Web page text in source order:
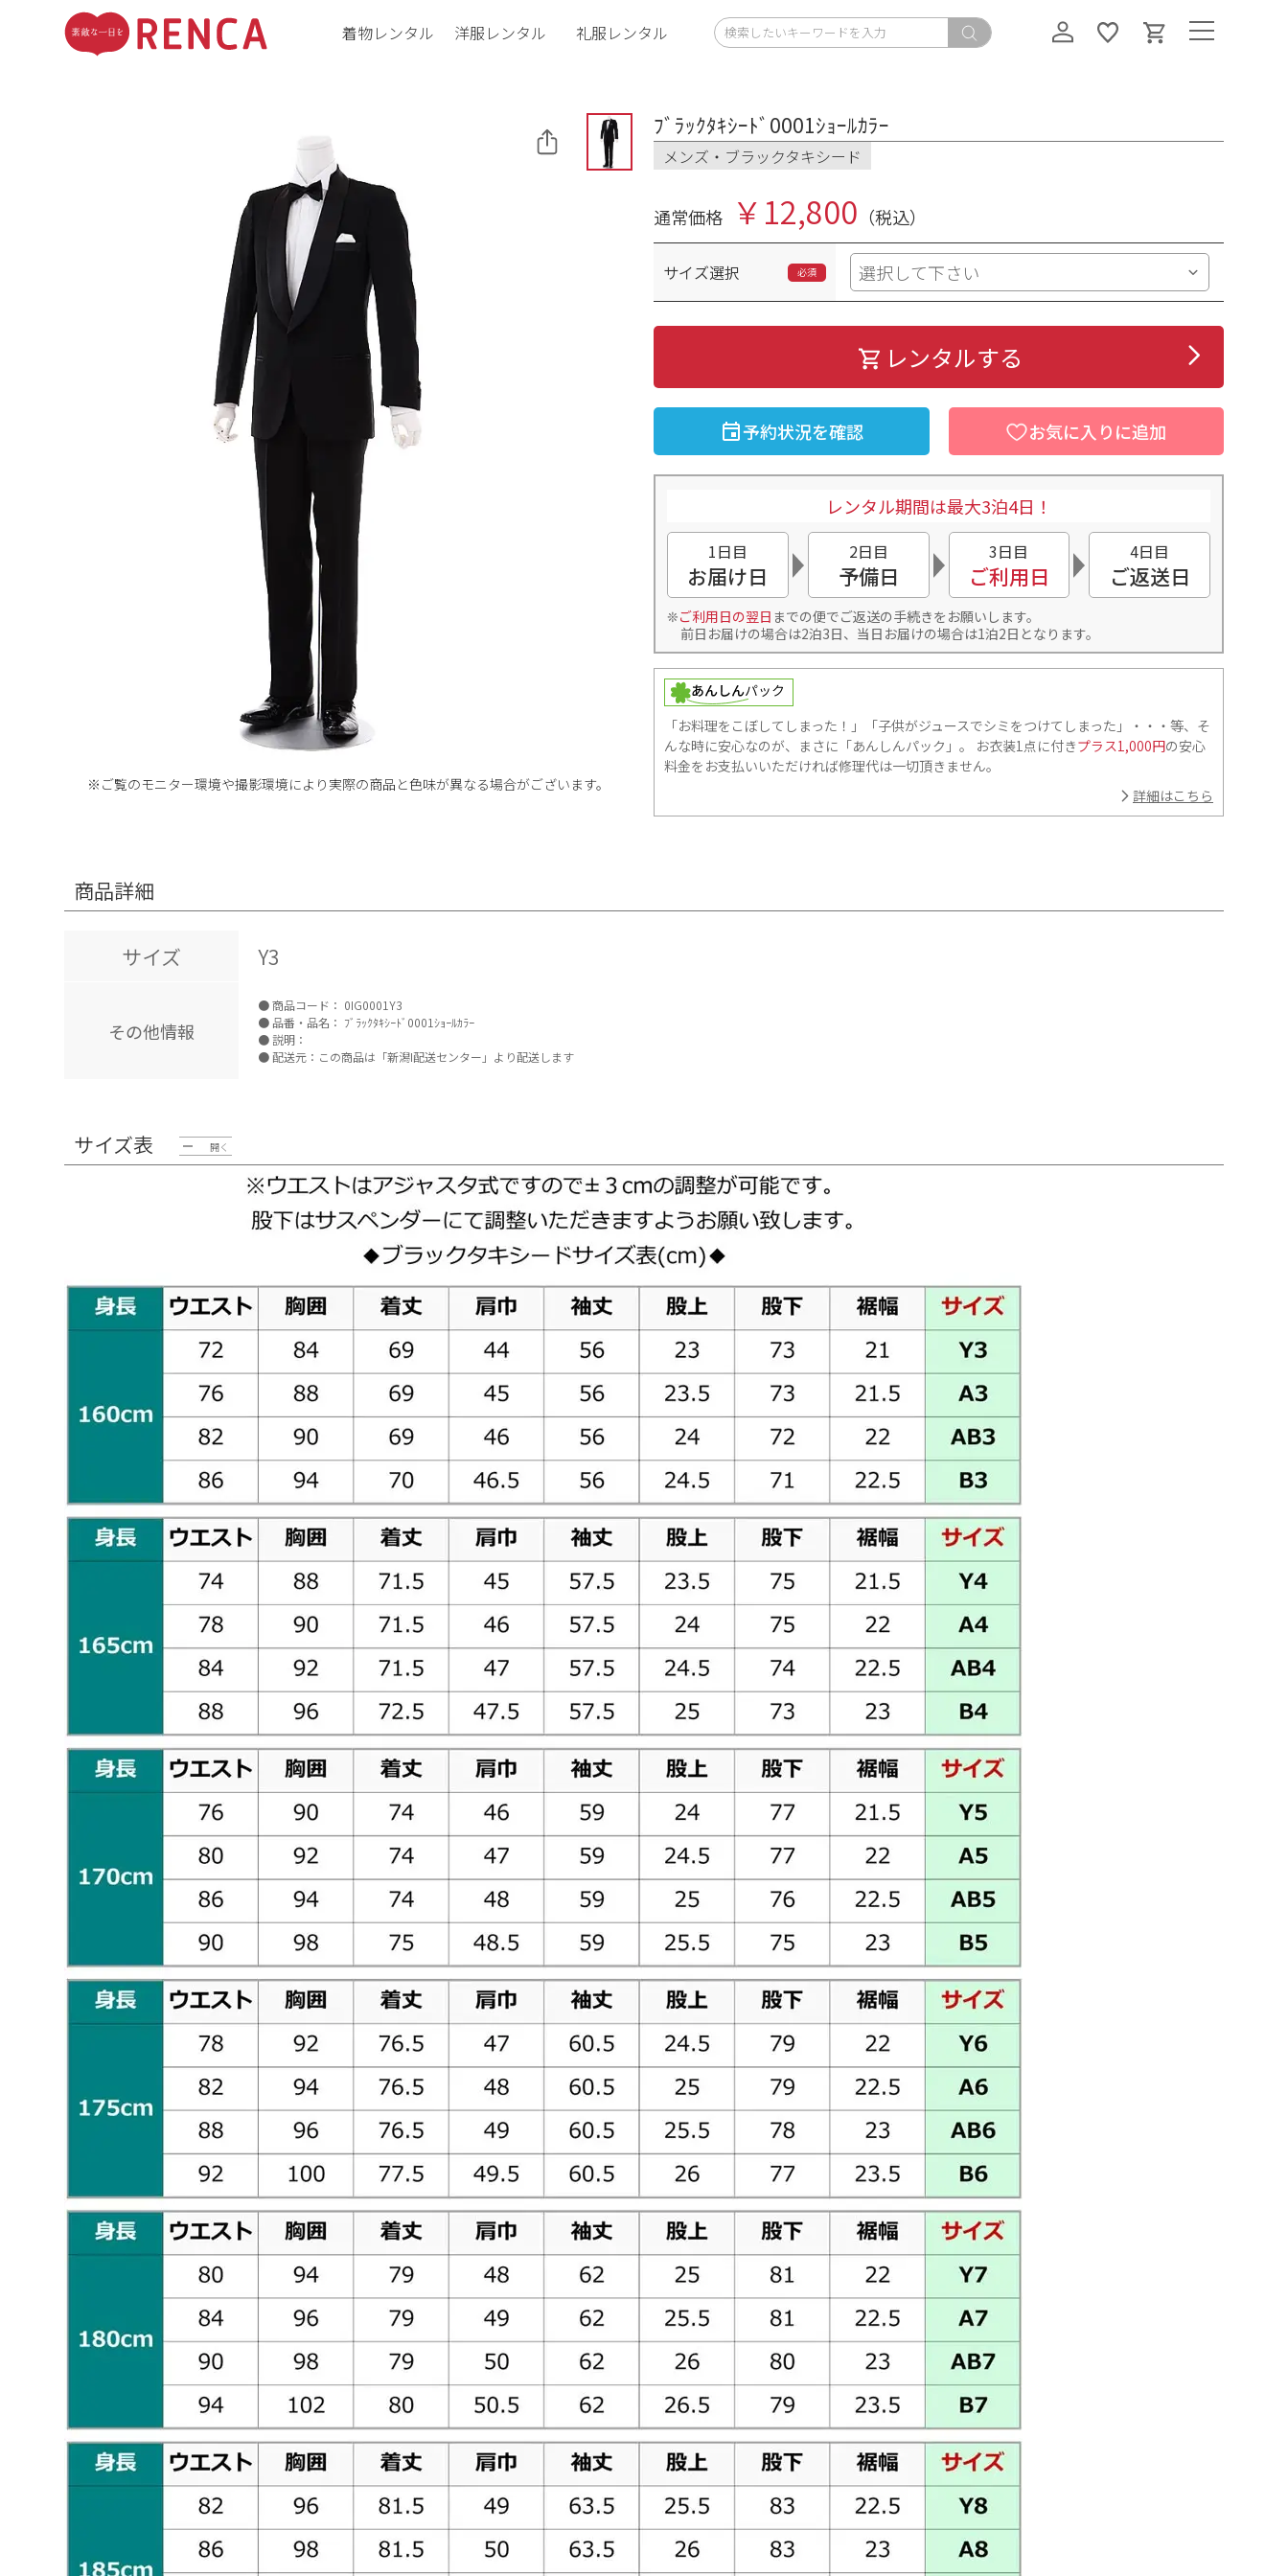
着物レンタル 洋服レンタル 礼服レンタル
※ご覧のモニター環境や撮影環境により実際の商品と色味が異なる場合がございます。
ﾌﾞﾗｯｸﾀｷｼｰﾄﾞ0001ｼｮｰﾙｶﾗｰ
メンズ・ブラックタキシード
通常価格 ￥12,800 （税込）
サイズ選択 必須
レンタルする
予約状況を確認 お気に入りに追加
レンタル期間は最大3泊4日！
1日目
お届け日
2日目
予備日
3日目
ご利用日
4日目
ご返送日
ご利用日の翌日 までの便でご返送の手続きをお願いします。
前日お届けの場合は2泊3日、当日お届けの場合は1泊2日となります。
「お料理をこぼしてしまった！」「子供がジュースでシミをつけてしまった」・・・等、そ
んな時に安心なのが、まさに「あんしんパック」。 お衣装1点に付きプラス1,000円の安心
料金をお支払いいただければ修理代は一切頂きません。
詳細はこちら
商品詳細
サイズ Y3
その他情報
商品コード： 0IG0001Y3
品番・品名： ﾌﾞﾗｯｸﾀｷｼｰﾄﾞ0001ｼｮｰﾙｶﾗｰ
説明：
配送元：この商品は「新潟I配送センター」より配送します
サイズ表 開く